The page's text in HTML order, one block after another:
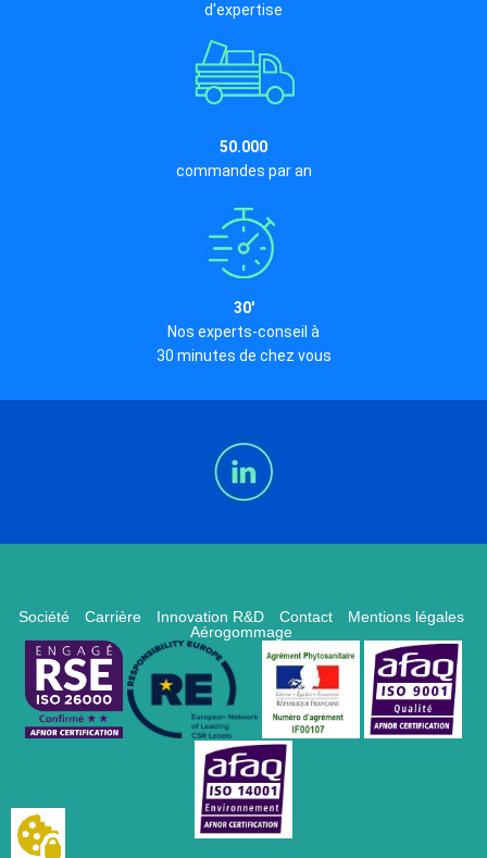
d'expertise
50.000
commandes par an
30'
Nos experts-conseil à
30 minutes de chez vous
Société Carrière Innovation R&D Contact
Mentions légales
Aérogommage